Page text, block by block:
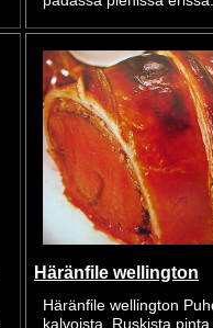
Häränfile wellington
Häränfile wellington
kalvoista. Ruskista